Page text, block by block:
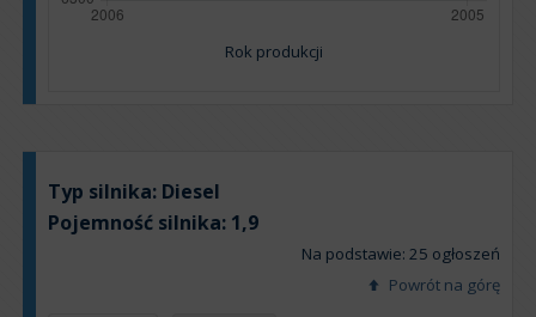
Rok produkcji
Typ silnika: Diesel
Pojemność silnika: 1,9
Na podstawie: 25 ogłoszeń
Powrót na górę